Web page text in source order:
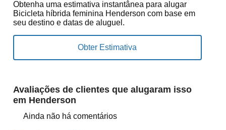
Obtenha uma estimativa instantânea para alugar
Bicicleta híbrida feminina Henderson com base em
seu destino e datas de aluguel.
Avaliações de clientes que alugaram isso
em Henderson
Ainda não há comentários